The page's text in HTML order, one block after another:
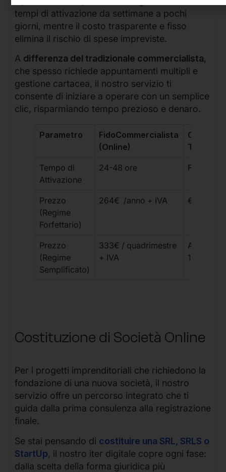
tempi di attivazione da settimane a pochi
giorni, mentre il costo trasparente e fisso
elimina il rischio di spese impreviste.
A differenza del tradizionale commercialista,
che spesso richiede appuntamenti multipli e
gestione cartacea, il nostro servizio ti
consente di iniziare a operare con un semplice
clic, risparmiando tempo prezioso e denaro.
Parametro
FidoCommercialista
(Online)
Tempo di
Attivazione
24-48 ore Fino a 30
Prezzo
(Regime
Forfettario)
264€ /anno + IVA €500 –
Prezzo
(Regime
Semplificato)
333€ / quadrimestre
+ IVA
A partire
1800 € +
Costituzione di Società Online
Per i progetti imprenditoriali che richiedono la
fondazione di una nuova società, il nostro
servizio offre un percorso integrato che ti
guida dalla prima consulenza alla registrazione
finale.
Se stai pensando di costituire una SRL, SRLS o
StartUp, il nostro iter digitale copre ogni fase:
dalla scelta della forma giuridica più